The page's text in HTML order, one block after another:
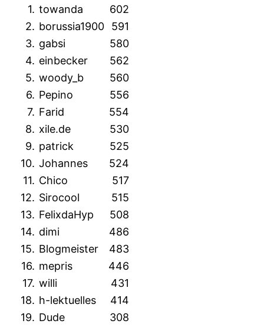
1. towanda
602
2. borussia1900
591
3. gabsi
580
4. einbecker
562
5. woody_b
560
6. Pepino
556
7. Farid
554
8. xile.de
530
9. patrick
525
10. Johannes
524
11. Chico
517
12. Sirocool
515
13. FelixdaHyp
508
14. dimi
486
15. Blogmeister
483
16. mepris
446
17. willi
431
18. h-lektuelles
414
19. Dude
308